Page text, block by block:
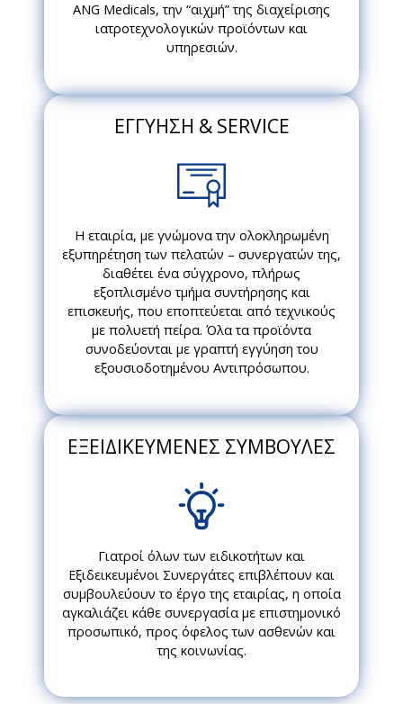
ANG Medicals, την “αιχμή” της διαχείρισης
ιατροτεχνολογικών προϊόντων και
υπηρεσιών.
ΕΓΓΥΗΣΗ & SERVICE
Η εταιρία, με γνώμονα την ολοκληρωμένη
εξυπηρέτηση των πελατών – συνεργατών της,
διαθέτει ένα σύγχρονο, πλήρως
εξοπλισμένο τμήμα συντήρησης και
επισκευής, που εποπτεύεται από τεχνικούς
με πολυετή πείρα. Όλα τα προϊόντα
συνοδεύονται με γραπτή εγγύηση του
εξουσιοδοτημένου Αντιπρόσωπου.
ΕΞΕΙΔΙΚΕΥΜΕΝΕΣ ΣΥΜΒΟΥΛΕΣ
Γιατροί όλων των ειδικοτήτων και
Εξιδεικευμένοι Συνεργάτες επιβλέπουν και
συμβουλεύουν το έργο της εταιρίας, η οποία
αγκαλιάζει κάθε συνεργασία με επιστημονικό
προσωπικό, προς όφελος των ασθενών και
της κοινωνίας.